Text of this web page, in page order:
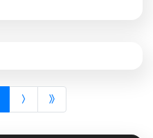
(выбрана)